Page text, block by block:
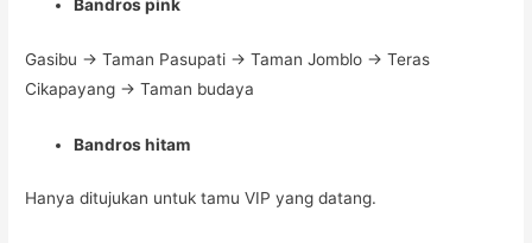
Bandros pink
Gasibu -> Taman Pasupati -> Taman Jomblo -> Teras
Cikapayang -> Taman budaya
Bandros hitam
Hanya ditujukan untuk tamu VIP yang datang.